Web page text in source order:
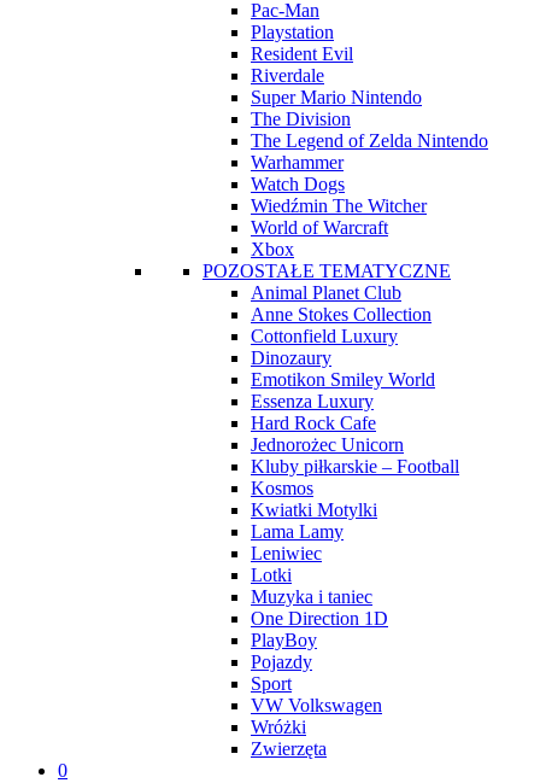
Pac-Man
Playstation
Resident Evil
Riverdale
Super Mario Nintendo
The Division
The Legend of Zelda Nintendo
Warhammer
Watch Dogs
Wiedźmin The Witcher
World of Warcraft
Xbox
POZOSTAŁE TEMATYCZNE
Animal Planet Club
Anne Stokes Collection
Cottonfield Luxury
Dinozaury
Emotikon Smiley World
Essenza Luxury
Hard Rock Cafe
Jednorożec Unicorn
Kluby piłkarskie – Football
Kosmos
Kwiatki Motylki
Lama Lamy
Leniwiec
Lotki
Muzyka i taniec
One Direction 1D
PlayBoy
Pojazdy
Sport
VW Volkswagen
Wróżki
Zwierzęta
0